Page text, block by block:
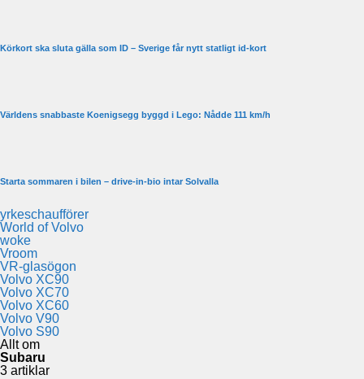
Körkort ska sluta gälla som ID – Sverige får nytt statligt id-kort
Världens snabbaste Koenigsegg byggd i Lego: Nådde 111 km/h
Starta sommaren i bilen – drive-in-bio intar Solvalla
yrkeschaufförer
World of Volvo
woke
Vroom
VR-glasögon
Volvo XC90
Volvo XC70
Volvo XC60
Volvo V90
Volvo S90
Allt om
Subaru
3 artiklar